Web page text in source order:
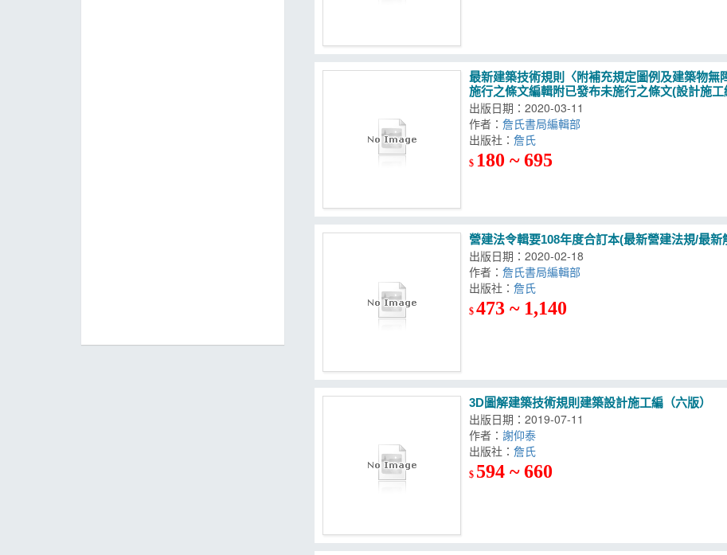
最新建築技術規則〈附補充規定圖例及建築物
施行之條文編輯附已發布未施行之條文(設計施工
出版日期：2020-03-11
作者：詹氏書局編輯部
出版社：
$ 180 ~ 695
營建法令輯要108年度合訂本(最新營建法規/最新
出版日期：2020-02-18
作者：詹氏書局編輯部
出版社：
$473 ~ 1,140
3D圖解建築技術規則建築設計施工編（六版）
出版日期：2019-07-11
作者：謝仰泰
出版社：
$ 594 ~ 660